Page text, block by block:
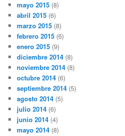
mayo 2015 (8)
abril 2015 (6)
marzo 2015 (8)
febrero 2015 (6)
enero 2015 (9)
diciembre 2014 (8)
noviembre 2014 (8)
octubre 2014 (6)
septiembre 2014 (5)
agosto 2014 (5)
julio 2014 (6)
junio 2014 (4)
mayo 2014 (8)